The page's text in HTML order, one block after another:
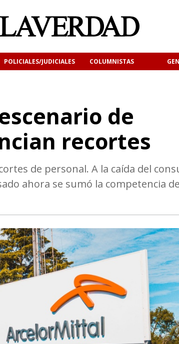
POLICIALES/JUDICIALES COLUMNISTAS
de
recortes
de personal. A la caída del
ahora se sumó la competencia de